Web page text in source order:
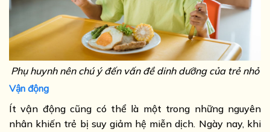
Phụ huynh nên chú ý đến vấn đề dinh dưỡng của trẻ nhỏ
Vận động
Ít vận động cũng có thể là một trong những nguyên
nhân khiến trẻ bị suy giảm hệ miễn dịch. Ngày nay, khi